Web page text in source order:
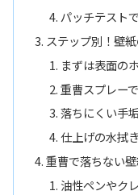
パッチテスト
ステップ別！壁
まずは表面の
重曹スプレー
落ちにくい手
仕上げの水拭
重曹で落ちない
油性ペンやク